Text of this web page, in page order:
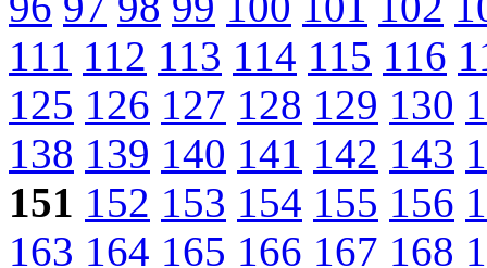
111 112 113 114 115 116
125 126 127 128 129 130
138 139 140 141 142 143
151 152 153 154 155 156
163 164 165 166 167 168